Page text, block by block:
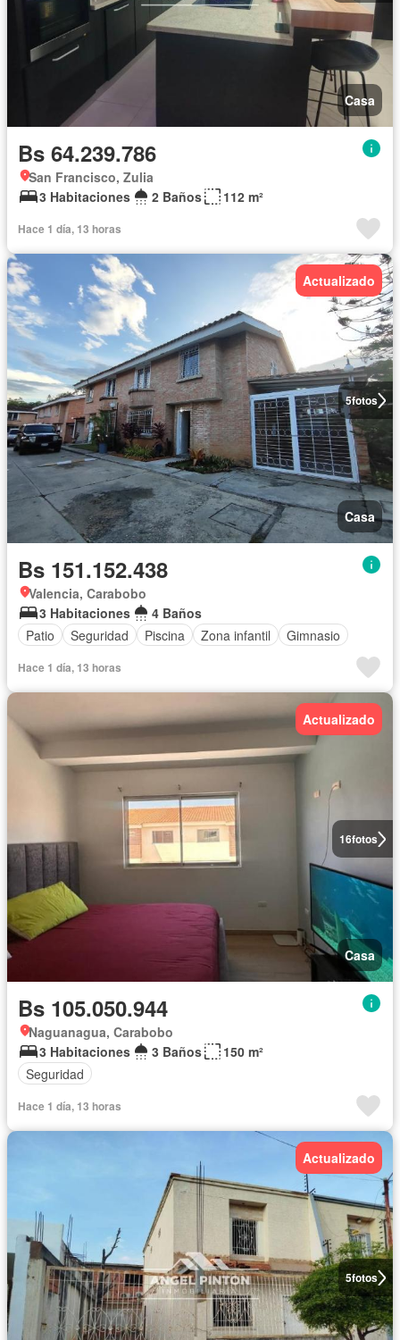
Casa
Bs 64.239.786
San Francisco, Zulia
3 Habitaciones
2 Baños 112 m²
Hace 1 día, 13 horas
5fotos
Actualizado
Casa
Bs 151.152.438
Valencia, Carabobo
3 Habitaciones
4 Baños
Patio
Seguridad Piscina Zona infantil Gimnasio
Hace 1 día, 13 horas
16fotos
Actualizado
Casa
Bs 105.050.944
Naguanagua, Carabobo
3 Habitaciones
3 Baños
150 m²
Seguridad
Hace 1 día, 13 horas
5fotos
Actualizado